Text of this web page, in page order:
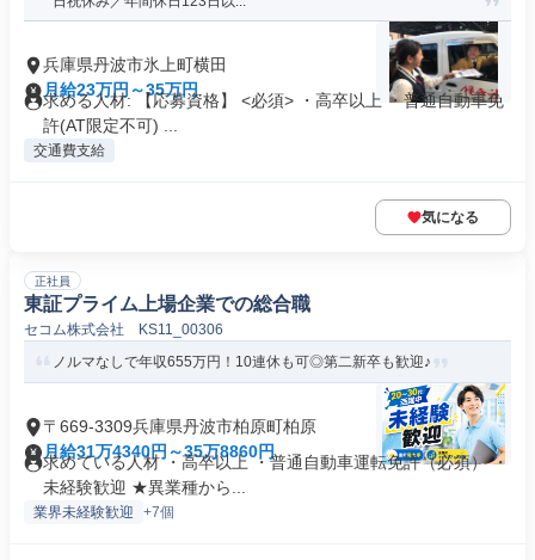
兵庫県丹波市氷上町横田
月給23万円～35万円
求める人材: 【応募資格】 <必須> ・高卒以上 ・普通自動車免
許(AT限定不可) ...
交通費支給
気になる
正社員
東証プライム上場企業での総合職
セコム株式会社 KS11_00306
ノルマなしで年収655万円！10連休も可◎第二新卒も歓迎♪
〒669-3309兵庫県丹波市柏原町柏原
月給31万4340円～35万8860円
求めている人材 ・高卒以上 ・普通自動車運転免許（必須） ・
未経験歓迎 ★異業種から...
業界未経験歓迎 +7個